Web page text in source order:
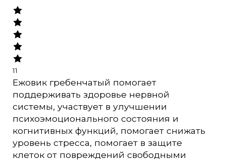
11
Ежовик гребенчатый помогает
поддерживать здоровье нервной
системы, участвует в улучшении
психоэмоционального состояния и
когнитивных функций, помогает снижать
уровень стресса, помогает в защите
клеток от повреждений свободными